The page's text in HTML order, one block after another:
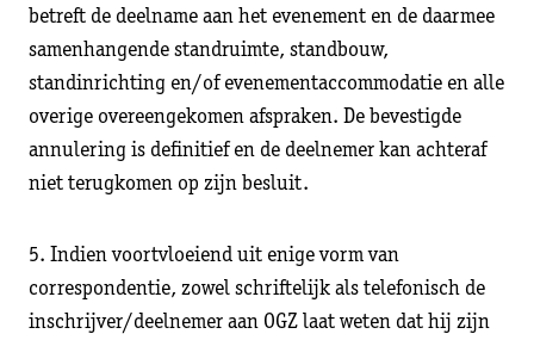
betreft de deelname aan het evenement en de daarmee
samenhangende standruimte, standbouw,
standinrichting en/of evenementaccommodatie en alle
overige overeengekomen afspraken. De bevestigde
annulering is definitief en de deelnemer kan achteraf
niet terugkomen op zijn besluit.
5. Indien voortvloeiend uit enige vorm van
correspondentie, zowel schriftelijk als telefonisch de
inschrijver/deelnemer aan OGZ laat weten dat hij zijn